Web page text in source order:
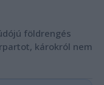
földrengés
károkról nem